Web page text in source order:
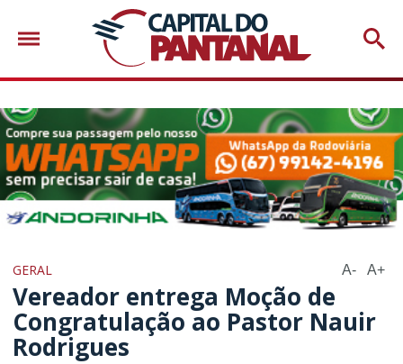
GERAL A- A+
Vereador entrega Moção de
Congratulação ao Pastor Nauir
Rodrigues